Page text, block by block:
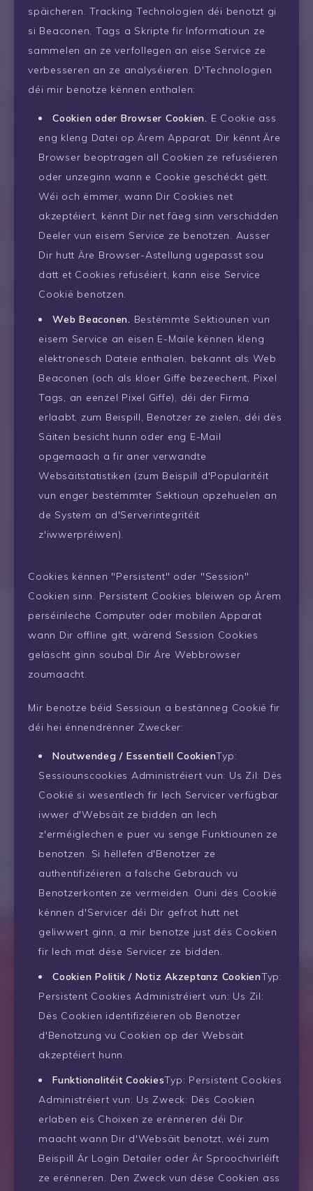
späicheren. Tracking Technologien déi benotzt gi
si Beaconen, Tags a Skripte fir Informatioun ze
sammelen an ze verfollegen an eise Service ze
verbesseren an ze analyséieren. D'Technologien
déi mir benotze kënnen enthalen:
Cookien oder Browser Cookien. E Cookie ass
eng kleng Datei op Ärem Apparat. Dir kënnt Äre
Browser beoptragen all Cookien ze refuséieren
oder unzeginn wann e Cookie geschéckt gëtt.
Wéi och ëmmer, wann Dir Cookies net
akzeptéiert, kënnt Dir net fäeg sinn verschidden
Deeler vun eisem Service ze benotzen. Ausser
Dir hutt Äre Browser-Astellung ugepasst sou
datt et Cookies refuséiert, kann eise Service
Cookië benotzen.
Web Beaconen. Bestëmmte Sektiounen vun
eisem Service an eisen E-Maile kënnen kleng
elektronesch Dateie enthalen, bekannt als Web
Beaconen (och als kloer Giffe bezeechent, Pixel
Tags, an eenzel Pixel Giffe), déi der Firma
erlaabt, zum Beispill, Benotzer ze zielen, déi dës
Säiten besicht hunn oder eng E-Mail
opgemaach a fir aner verwandte
Websäitstatistiken (zum Beispill d'Popularitéit
vun enger bestëmmter Sektioun opzehuelen an
de System an d'Serverintegritéit
z'iwwerpréiwen).
Cookies kënnen "Persistent" oder "Session"
Cookien sinn. Persistent Cookies bleiwen op Ärem
perséinleche Computer oder mobilen Apparat
wann Dir offline gitt, wärend Session Cookies
geläscht ginn soubal Dir Äre Webbrowser
zoumaacht.
Mir benotze béid Sessioun a bestänneg Cookië fir
déi hei ënnendrënner Zwecker:
Noutwendeg / Essentiell CookienTyp:
Sessiounscookies Administréiert vun: Us Zil: Dës
Cookië si wesentlech fir Iech Servicer verfügbar
iwwer d'Websäit ze bidden an Iech
z'erméiglechen e puer vu senge Funktiounen ze
benotzen. Si hëllefen d'Benotzer ze
authentifizéieren a falsche Gebrauch vu
Benotzerkonten ze vermeiden. Ouni dës Cookië
kënnen d'Servicer déi Dir gefrot hutt net
geliwwert ginn, a mir benotze just dës Cookien
fir Iech mat dëse Servicer ze bidden.
Cookien Politik / Notiz Akzeptanz CookienTyp:
Persistent Cookies Administréiert vun: Us Zil:
Dës Cookien identifizéieren ob Benotzer
d'Benotzung vu Cookien op der Websäit
akzeptéiert hunn.
Funktionalitéit CookiesTyp: Persistent Cookies
Administréiert vun: Us Zweck: Dës Cookien
erlaben eis Choixen ze erënneren déi Dir
maacht wann Dir d'Websäit benotzt, wéi zum
Beispill Är Login Detailer oder Är Sproochvirléift
ze erënneren. Den Zweck vun dëse Cookien ass